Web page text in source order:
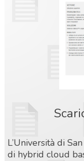
L’Università di
di hybrid cloud